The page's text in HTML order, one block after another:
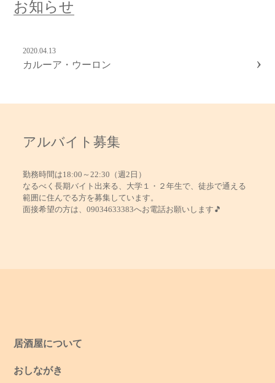
お知らせ
2020.04.13
カルーア・ウーロン ›
アルバイト募集
勤務時間は18:00～22:30（週2日）
なるべく長期バイト出来る、大学１・２年生で、徒歩で通える
範囲に住んでる方を募集しています。
面接希望の方は、09034633383へお電話お願いします🎵
居酒屋について
おしながき